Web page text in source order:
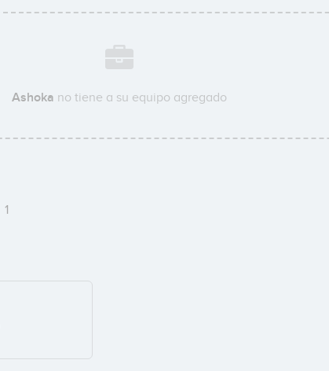
Ashoka no tiene a su equipo agregado
1